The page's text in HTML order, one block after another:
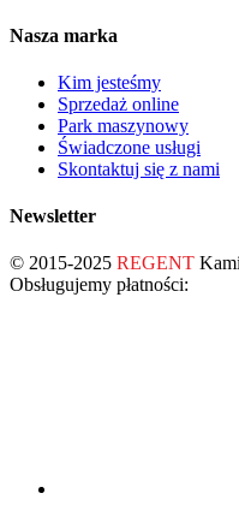
Nasza marka
Kim jesteśmy
Sprzedaż online
Park maszynowy
Świadczone usługi
Skontaktuj się z nami
Newsletter
© 2015-2025 REGENT
Obsługujemy płatności: